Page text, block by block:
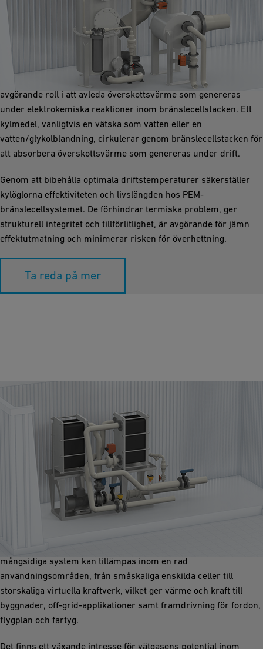
Kylkretsar i ett PEM-bränslecellsystem
Närvaron av kylöglor är av yttersta vikt inom PEM-
bränslecellsystem, eftersom de tjänar till att reglera
driftstemperaturen hos cellerna. Dessa slingor spelar en
avgörande roll i att avleda överskottsvärme som genereras
under elektrokemiska reaktioner inom bränslecellstacken. Ett
kylmedel, vanligtvis en vätska som vatten eller en
vatten/glykolblandning, cirkulerar genom bränslecellstacken för
att absorbera överskottsvärme som genereras under drift.
Genom att bibehålla optimala driftstemperaturer säkerställer
kylöglorna effektiviteten och livslängden hos PEM-
bränslecellsystemet. De förhindrar termiska problem, ger
strukturell integritet och tillförlitlighet, är avgörande för jämn
effektutmatning och minimerar risken för överhettning.
Ta reda på mer
Effektiv medietransport i PEM-bränsleceller
När det kombineras med ett vätgassystem har
mångsidiga system kan tillämpas inom en rad
användningsområden, från småskaliga enskilda celler till
storskaliga virtuella kraftverk, vilket ger värme och kraft till
byggnader, off-grid-applikationer samt framdrivning för fordon,
flygplan och fartyg.
Det finns ett växande intresse för vätgasens potential inom